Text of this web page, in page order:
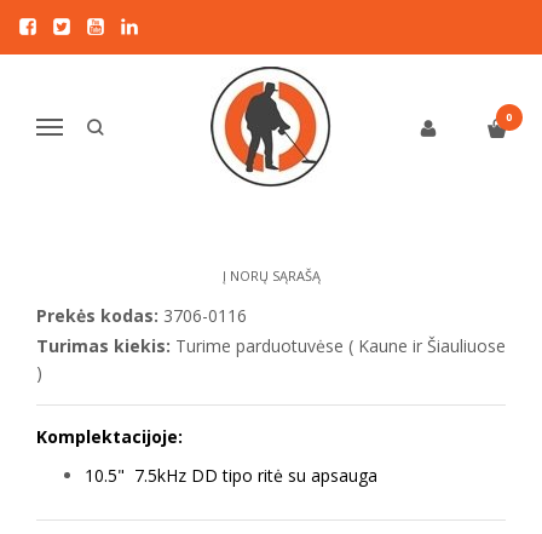
Navigacija
0
Pagrindinis DETEKTORIAI LAISVALAIKIUI
Minelab X Terra 705 metalo detektorius su 10.5" 7.5kHz DD rite
MINELAB X TERRA 705 METALO
DETEKTORIUS SU 10.5" 7.5KHZ DD
Į NORŲ SĄRAŠĄ
Prekės kodas: 3706-0116
Turimas kiekis: Turime parduotuvėse ( Kaune ir Šiauliuose
)
Komplektacijoje:
10.5" 7.5kHz DD tipo ritė su apsauga